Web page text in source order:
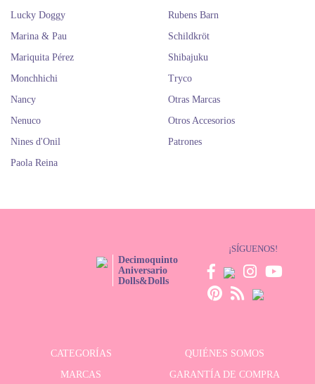
Lucky Doggy
Marina & Pau
Mariquita Pérez
Monchhichi
Nancy
Nenuco
Nines d'Onil
Paola Reina
Rubens Barn
Schildkröt
Shibajuku
Tryco
Otras Marcas
Otros Accesorios
Patrones
Decimoquinto
Aniversario
Dolls&Dolls
¡SÍGUENOS!
CATEGORÍAS
QUIÉNES SOMOS
MARCAS
GARANTÍA DE COMPRA